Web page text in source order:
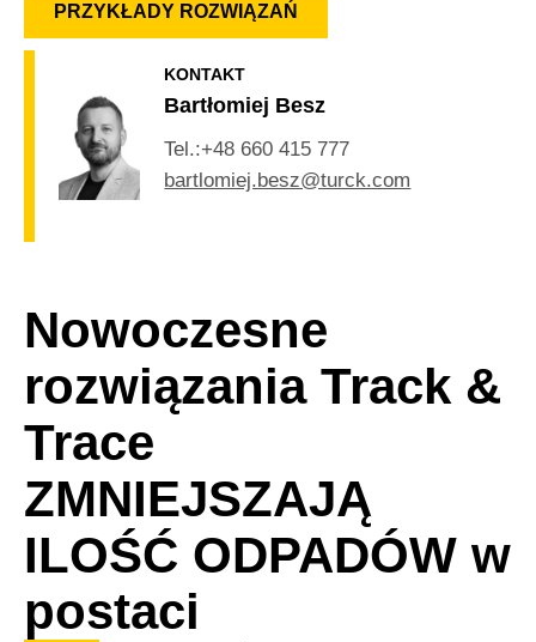
PRZYKŁADY ROZWIĄZAŃ
KONTAKT
Bartłomiej Besz
Tel.:+48 660 415 777
bartlomiej.besz@turck.com
Nowoczesne
rozwiązania Track &
Trace
ZMNIEJSZAJĄ
ILOŚĆ ODPADÓW w
postaci